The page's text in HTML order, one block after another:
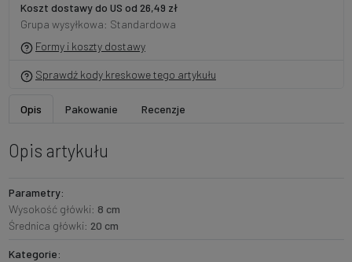
Koszt dostawy do US od 26,49 zł
Grupa wysyłkowa: Standardowa
Formy i koszty dostawy
Sprawdź kody kreskowe tego artykułu
Opis Pakowanie Recenzje
Opis artykułu
Parametry:
Wysokość główki: 8 cm
Średnica główki: 20 cm
Kategorie: